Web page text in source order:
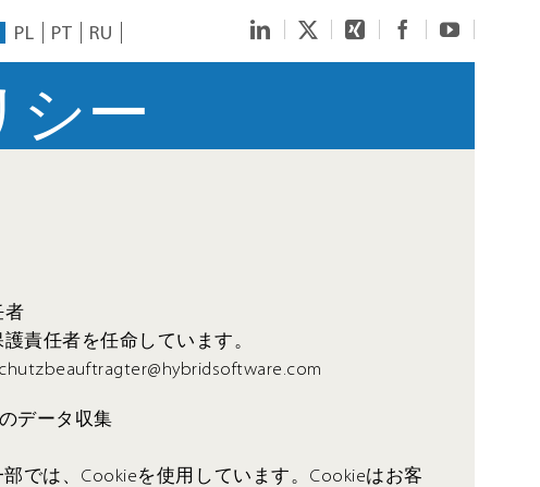
PL PT RU LinkedInTwitterXing Facebook
シー
者
責任者を任命しています。
データ収集
では、Cookieを使用しています。Cookieはお客